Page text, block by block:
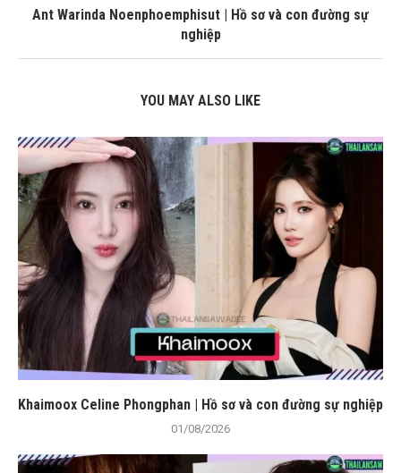
Ant Warinda Noenphoemphisut | Hồ sơ và con đường sự
nghiệp
YOU MAY ALSO LIKE
Khaimoox Celine Phongphan | Hồ sơ và con đường sự nghiệp
01/08/2026